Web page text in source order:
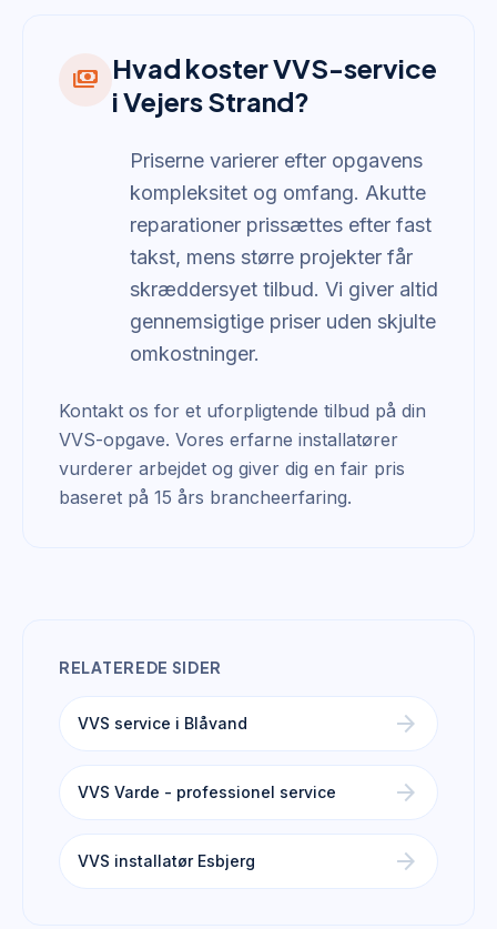
payments Hvad koster VVS-service
i Vejers Strand?
Priserne varierer efter opgavens
kompleksitet og omfang. Akutte
reparationer prissættes efter fast
takst, mens større projekter får
skræddersyet tilbud. Vi giver altid
gennemsigtige priser uden skjulte
omkostninger.
Kontakt os for et uforpligtende tilbud på din
VVS-opgave. Vores erfarne installatører
vurderer arbejdet og giver dig en fair pris
baseret på 15 års brancheerfaring.
RELATEREDE SIDER
VVS service i Blåvand arrow_forward
VVS Varde - professionel service arrow_forward
VVS installatør Esbjerg arrow_forward